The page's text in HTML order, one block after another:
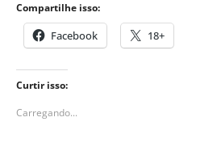
Compartilhe isso:
Facebook 18+
Curtir isso:
Carregando...